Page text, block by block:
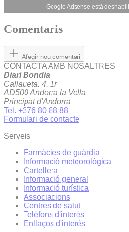
Google Adsense està
Comentaris
Afegir nou comentari
CONTACTA AMB NOSALTRES
Diari Bondia
Callaueta, 4, 1r
AD500 Andorra la Vella
Principat d'Andorra
Tel. +376 80 88 88
Formulari de contacte
Serveis
Farmàcies de guàrdia
Informació meteorològica
Cartellera
Informació general
Informació turística
Associacions
Centres de salut
Telèfons d'interès
Enllaços d'interés